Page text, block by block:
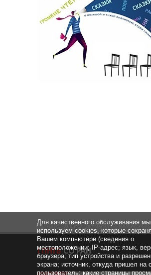
Для качественного обслуживания мы
используем cookies, которые
Вашем компьютере (сведения о
местоположении; IP-адрес; язык,
браузера; тип устройства и
экрана; источник, откуда пришел на
пользователь; какие страницы